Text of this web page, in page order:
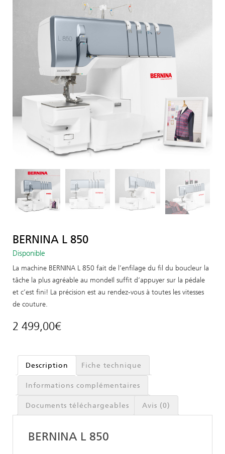
BERNINA L 850
Disponible
La machine BERNINA L 850 fait de l’enfilage du fil du boucleur la
tâche la plus agréable au mondeIl suffit d’appuyer sur la pédale
et c’est fini! La précision est au rendez-vous à toutes les vitesses
de couture.
2 499,00€
Description Fiche technique
Informations complémentaires
Documents téléchargeables Avis (0)
BERNINA L 850